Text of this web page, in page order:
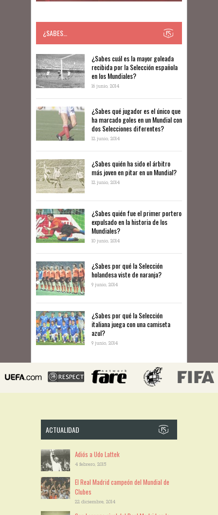
¿SABES…
​​¿Sabes cuál es la mayor goleada
recibida por la Selección española
en los Mundiales?
16 junio, 2014
¿Sabes qué jugador es el único que
ha marcado goles en un Mundial con
dos Selecciones diferentes?
12 junio, 2014
¿Sabes quién ha sido el árbitro
más joven en pitar en un Mundial?
12 junio, 2014
¿Sabes quién fue el primer portero
expulsado en la historia de los
Mundiales?
10 junio, 2014
​¿Sabes por qué la Selección
holandesa viste de naranja?
9 junio, 2014
¿Sabes por qué la Selección
italiana juega con una camiseta
azul?
9 junio, 2014
ACTUALIDAD
Adiós a Udo Lattek
4 febrero, 2015
El Real Madrid campeón del Mundial de
Clubes
22 diciembre, 2014